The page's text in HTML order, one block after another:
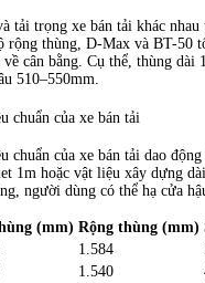
tải trọng xe bán tải khác nhau
rộng thùng, D-Max và BT-50
cân bằng. Cụ thể, thùng dài
510–550mm.
chuẩn của xe bán tải
chuẩn của xe bán tải dao
1m hoặc vật liệu xây dựng
người dùng có thể hạ cửa
(mm) Rộng thùng (mm)
1.584
1.540